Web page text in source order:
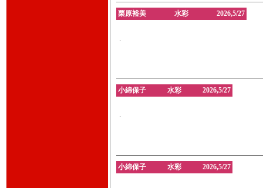
栗原裕美 水彩 2026,5/27
.
小綿保子 水彩 2026,5/27
.
小綿保子 水彩 2026,5/27